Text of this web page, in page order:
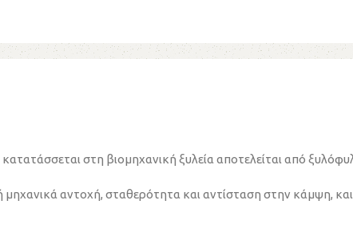
στη βιομηχανική ξυλεία αποτελείται από
μηχανικά αντοχή, σταθερότητα και αντίσταση στην κάμψη,